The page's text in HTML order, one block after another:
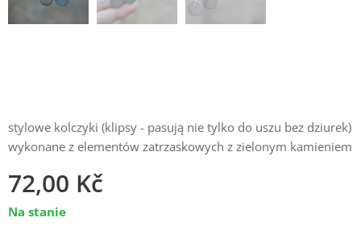
stylowe kolczyki (klipsy - pasują nie tylko do uszu bez dziurek)
wykonane z elementów zatrzaskowych z zielonym kamieniem
72,00 Kč
Na stanie